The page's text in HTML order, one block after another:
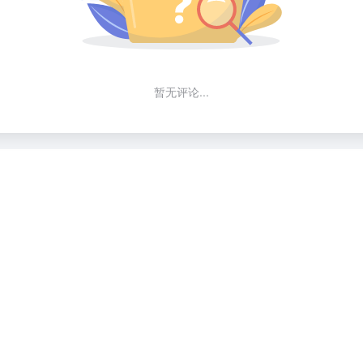
暂无评论...